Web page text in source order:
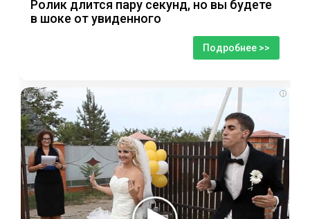
Ролик длится пару секунд, но вы будете
в шоке от увиденного
Подробнее >>
i